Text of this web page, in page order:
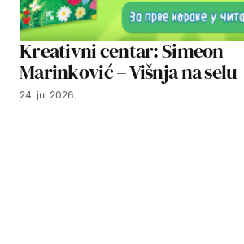
Kreativni centar: Simeon
Marinković – Višnja na selu
24. jul 2026.